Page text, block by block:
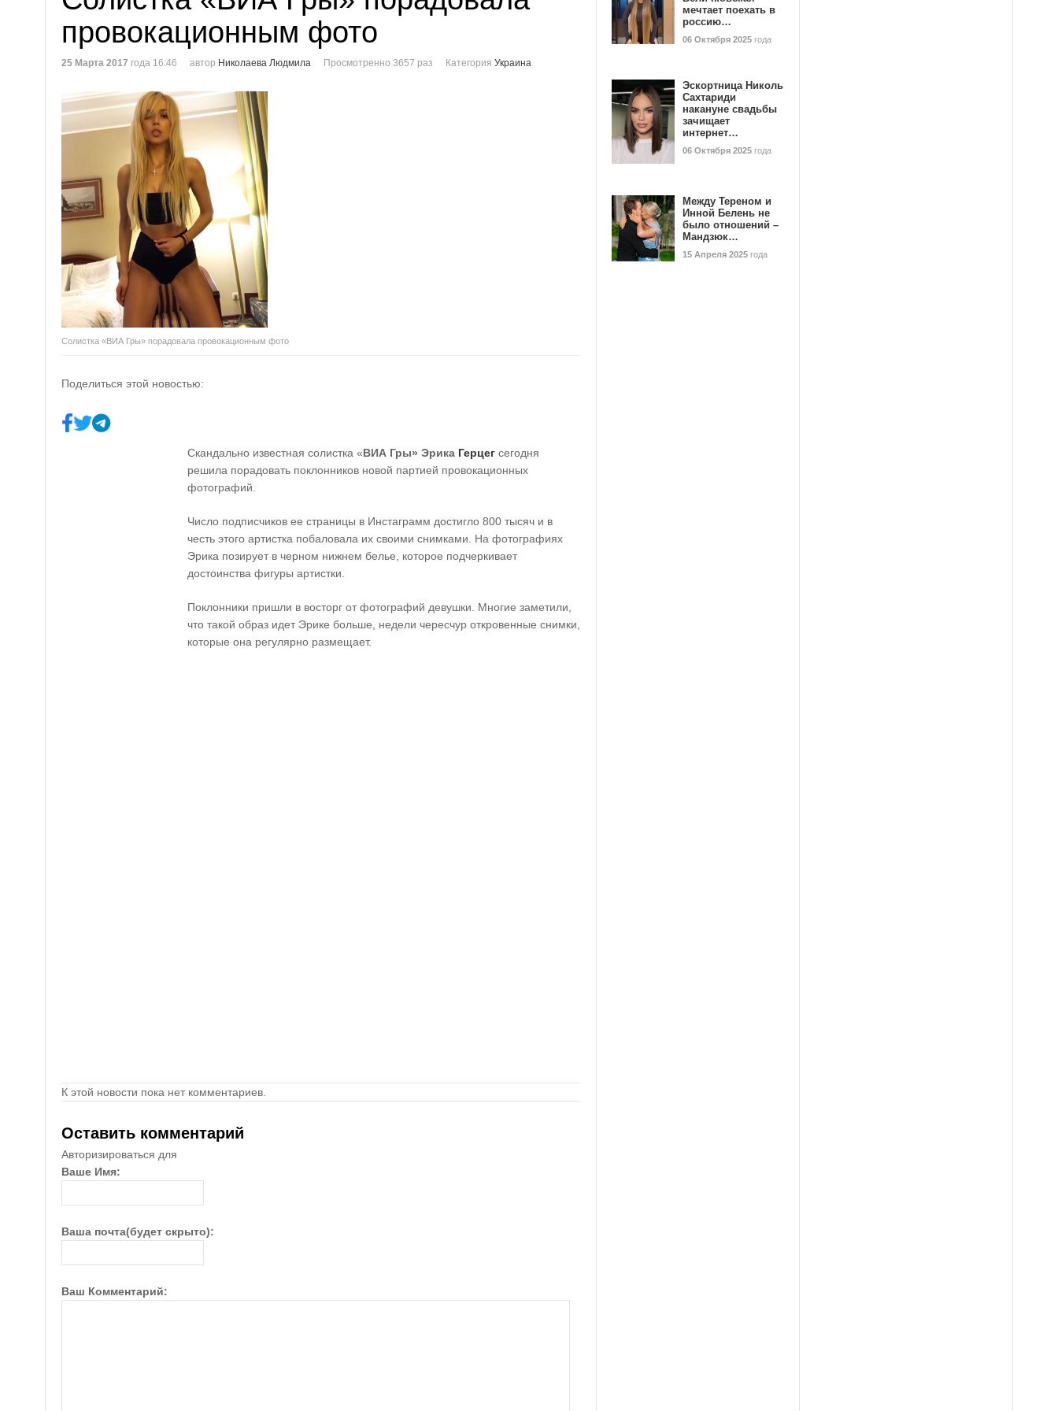
провокационным фото
25 Марта 2017 года 16:46 автор Николаева Людмила Просмотренно 3657 раз Категория Украина
Солистка «ВИА Гры» порадовала провокационным фото
Поделиться этой новостью:
Скандально известная солистка «ВИА Гры» Эрика Герцег сегодня
решила порадовать поклонников новой партией провокационных
фотографий.
Число подписчиков ее страницы в Инстаграмм достигло 800 тысяч и в
честь этого артистка побаловала их своими снимками. На фотографиях
Эрика позирует в черном нижнем белье, которое подчеркивает
достоинства фигуры артистки.
Поклонники пришли в восторг от фотографий девушки. Многие заметили,
что такой образ идет Эрике больше, недели чересчур откровенные снимки,
которые она регулярно размещает.
К этой новости пока нет комментариев.
Оставить комментарий
Авторизироваться для
Ваше Имя:
Ваша почта(будет скрыто):
Ваш Комментарий:
мечтает поехать в
россию…
06 Октября 2025 года
Эскортница Николь
Сахтариди
накануне свадьбы
зачищает
интернет…
06 Октября 2025 года
Между Тереном и
Инной Белень не
было отношений –
Мандзюк…
15 Апреля 2025 года